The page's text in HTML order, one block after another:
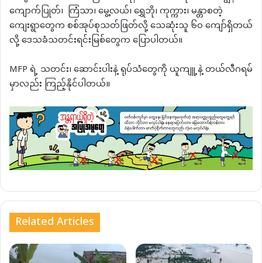
ကျောက်ပြုတ်၊ ကြံသာ၊ မွေ့လယ်၊ ရွှေဘို၊ ကုက္ကား၊ မန္တာစတဲ့
ကျေးရွာတွေက စစ်အုပ်စုသတ်ဖြတ်လို့ သေဆုံးသူ ၆၀ ကျော်ရှိတယ်
လို့ ဒေသခံသတင်းရင်းမြစ်တွေက ပြောပါတယ်။
MFP ရဲ့ သတင်း၊ ဆောင်းပါးနဲ့ ရုပ်သံတွေကို ယူကျူ့နဲ့ တယ်လီဂရမ်
မှာလည်း ကြည့်နိုင်ပါတယ်။
Related Articles